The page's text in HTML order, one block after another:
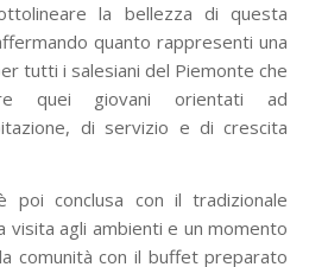
la bellezza di questa
quanto rappresenti una
tutti i salesiani del Piemonte che
quei giovani orientati ad
di servizio e di crescita
poi conclusa con il tradizionale
visita agli ambienti e un momento
comunità con il buffet preparato